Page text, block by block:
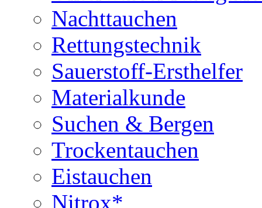
Nachttauchen
Rettungstechnik
Sauerstoff-Ersthelfer
Materialkunde
Suchen & Bergen
Trockentauchen
Eistauchen
Nitrox*